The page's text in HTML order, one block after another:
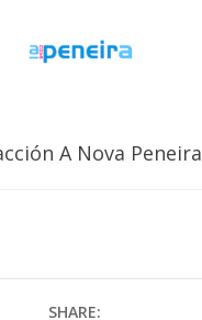
A Nova Peneira
SHARE: